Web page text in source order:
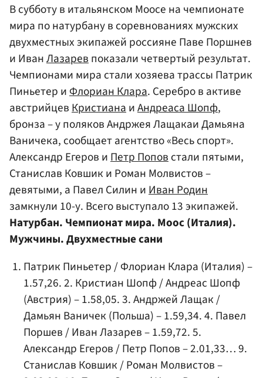
В субботу в итальянском Моосе на чемпионате
мира по натурбану в соревнованиях мужских
двухместных экипажей россияне Паве Поршнев
и ИванЛазаревпоказали четвертый результат.
Чемпионами мира стали хозяева трассы Патрик
Пиньетер иФлориан Клара. Серебро в активе
австрийцевКристианаиАндреаса Шопф,
бронза – у поляков Андржея Лащакаи Дамьяна
Ваничека, сообщает агентство «Весь спорт».
Александр Егеров иПетр Поповстали пятыми,
Станислав Ковшик и Роман Молвистов –
девятыми, а Павел Силин иИван Родин
замкнули 10-у. Всего выступало 13 экипажей.
Натурбан. Чемпионат мира. Моос (Италия).
Мужчины. Двухместные сани
Патрик Пиньетер / Флориан Клара (Италия) –
1.57,26. 2. Кристиан Шопф / Андреас Шопф
(Австрия) – 1.58,05. 3. Андржей Лащак /
Дамьян Ваничек (Польша) – 1.59,34. 4. Павел
Поршев / Иван Лазарев – 1.59,72. 5.
Александр Егеров / Петр Попов – 2.01,33… 9.
Станислав Ковшик / Роман Молвистов –